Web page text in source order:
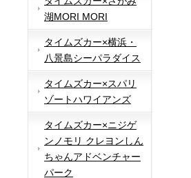
湖MORI MORI
タイムズカー×横浜・
八景島シーパラダイス
タイムズカー×スパリ
ゾートハワイアンズ
タイムズカー×ニジゲ
ンノモリ クレヨンしん
ちゃんアドベンチャー
パーク